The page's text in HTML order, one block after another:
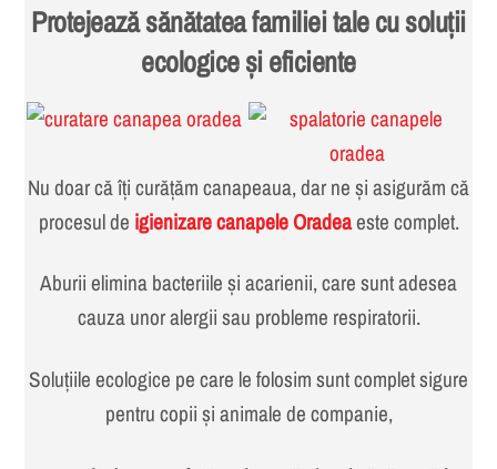
Protejează sănătatea familiei tale cu soluții
ecologice și eficiente
Nu doar că îți curățăm canapeaua, dar ne și asigurăm că
procesul de igienizare canapele Oradeaeste complet.
Aburii elimina bacteriile și acarienii, care sunt adesea
cauza unor alergii sau probleme respiratorii.
Soluțiile ecologice pe care le folosim sunt complet sigure
pentru copii și animale de companie,